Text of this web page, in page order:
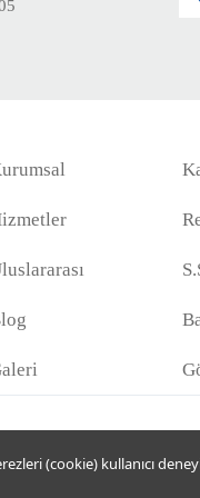
(cookie) kullanıcı